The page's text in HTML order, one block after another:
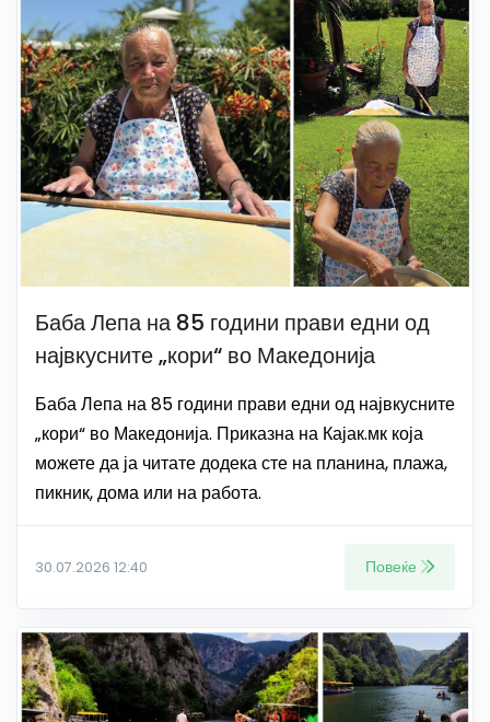
Баба Лепа на 85 години прави едни од
највкусните „кори“ во Македонија
Баба Лепа на 85 години прави едни од највкусните
„кори“ во Македонија. Приказна на Кајак.мк која
можете да ја читате додека сте на планина, плажа,
пикник, дома или на работа.
30.07.2026 12:40 Повеќе